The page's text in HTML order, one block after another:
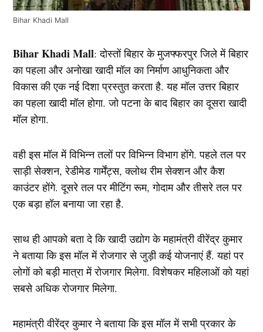
Bihar Khadi Mall
Bihar Khadi Mall: दोस्तों बिहार के मुजफ्फरपुर जिले में बिहार
का पहला और अनोखा खादी मॉल का निर्माण आधुनिकता और
विकास की एक नई दिशा प्रस्तुत करता है. यह मॉल उत्तर बिहार
का पहला खादी मॉल होगा. जो पटना के बाद बिहार का दूसरा खादी
मॉल होगा.
वही इस मॉल में विभिन्न तलों पर विभिन्न विभाग होंगे. पहले तल पर
साड़ी सेक्शन, रेडीमेड गार्मेंट्स, क्लोथ रीम सेक्शन और कैश
काउंटर होंगे. दूसरे तल पर मीटिंग रूम, गोदाम और तीसरे तल पर
एक बड़ा हॉल बनाया जा रहा है.
साथ ही आपको बता दे कि खादी उद्योग के महामंत्री वीरेंद्र कुमार
ने बताया कि इस मॉल में रोजगार से जुड़ी कई योजनाएं हैं. यहां पर
लोगों को बड़ी मात्रा में रोजगार मिलेगा. विशेषकर महिलाओं को यहां
सबसे अधिक रोजगार मिलेगा.
महामंत्री वीरेंद्र कुमार ने बताया कि इस मॉल में सभी प्रकार के